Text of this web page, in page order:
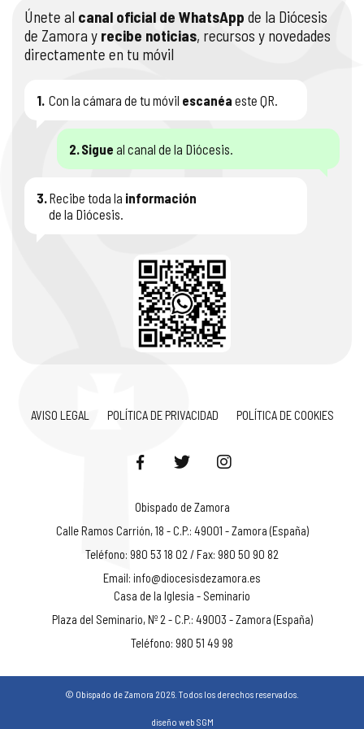
Únete al canal oficial de WhatsApp de la Diócesis
de Zamora y recibe noticias, recursos y novedades
directamente en tu móvil
1. Con la cámara de tu móvil escanéa este QR.
2.Sigue al canal de la Diócesis.
3.Recibe toda la información
de la Diócesis.
AVISO LEGAL POLÍTICA DE PRIVACIDAD POLÍTICA DE COOKIES
Obispado de Zamora
Calle Ramos Carrión, 18 - C.P.: 49001 - Zamora (España)
Teléfono: 980 53 18 02 / Fax: 980 50 90 82
Email: info@diocesisdezamora.es
Casa de la Iglesia - Seminario
Plaza del Seminario, Nº 2 - C.P.: 49003 - Zamora (España)
Teléfono: 980 51 49 98
© Obispado de Zamora 2026. Todos los derechos reservados.
diseño web SGM
COMPLIANCE
RENDICIÓN CUENTAS ENTIDADES RELIGIOSAS
PREGUNTAS FRECUENTES
PASTORAL SAMARITANA
VIDA CONSAGRADA
IMÁGENES